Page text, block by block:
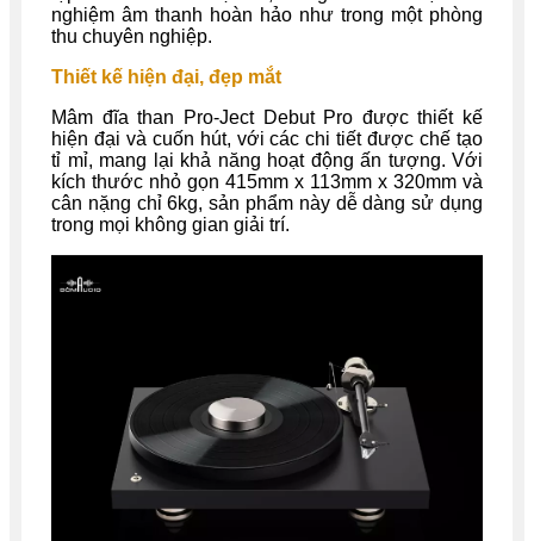
nghiệm âm thanh hoàn hảo như trong một phòng
thu chuyên nghiệp.
Thiết kế hiện đại, đẹp mắt
Mâm đĩa than Pro-Ject Debut Pro được thiết kế
hiện đại và cuốn hút, với các chi tiết được chế tạo
tỉ mỉ, mang lại khả năng hoạt động ấn tượng. Với
kích thước nhỏ gọn 415mm x 113mm x 320mm và
cân nặng chỉ 6kg, sản phẩm này dễ dàng sử dụng
trong mọi không gian giải trí.